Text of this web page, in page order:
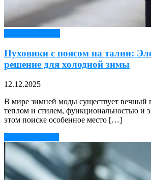
Пуховики с поясом на талии:
решение для холодной зимы
12.12.2025
В мире зимней моды существует вечный
теплом и стилем, функциональностью и
этом поиске особенное место […]